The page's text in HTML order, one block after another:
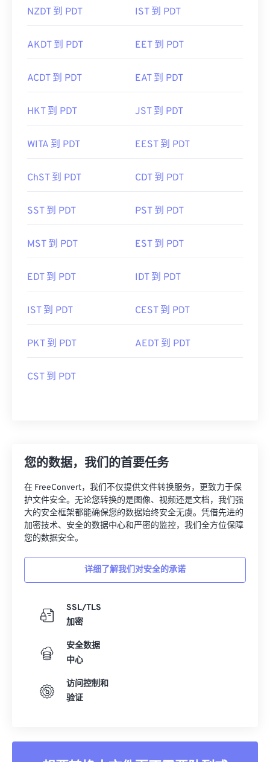
NZDT 到 PDT IST 到 PDT
AKDT 到 PDT EET 到 PDT
ACDT 到 PDT EAT 到 PDT
HKT 到 PDT JST 到 PDT
WITA 到 PDT EEST 到 PDT
ChST 到 PDT CDT 到 PDT
SST 到 PDT PST 到 PDT
MST 到 PDT EST 到 PDT
EDT 到 PDT IDT 到 PDT
IST 到 PDT CEST 到 PDT
PKT 到 PDT AEDT 到 PDT
CST 到 PDT
您的数据，我们的首要任务
在 FreeConvert，我们不仅提供文件转换服务，更致力于保
护文件安全。无论您转换的是图像、视频还是文档，我们强
大的安全框架都能确保您的数据始终安全无虞。凭借先进的
加密技术、安全的数据中心和严密的监控，我们全方位保障
您的数据安全。
详细了解我们对安全的承诺
SSL/TLS
加密
安全数据
中心
访问控制和
验证